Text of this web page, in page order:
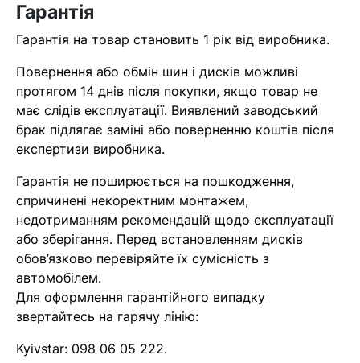
знайдена.
Гарантія
Гарантія на товар становить 1 рік від виробника.
Повернення або обмін шин і дисків можливі
протягом 14 днів після покупки, якщо товар не
має слідів експлуатації. Виявлений заводський
брак підлягає заміні або поверненню коштів після
експертизи виробника.
Гарантія не поширюється на пошкодження,
спричинені некоректним монтажем,
недотриманням рекомендацій щодо експлуатації
або зберігання. Перед встановленням дисків
обов’язково перевіряйте їх сумісність з
автомобілем.
Для оформлення гарантійного випадку
звертайтесь на гарячу лінію:
Kyivstar: 098 06 05 222.